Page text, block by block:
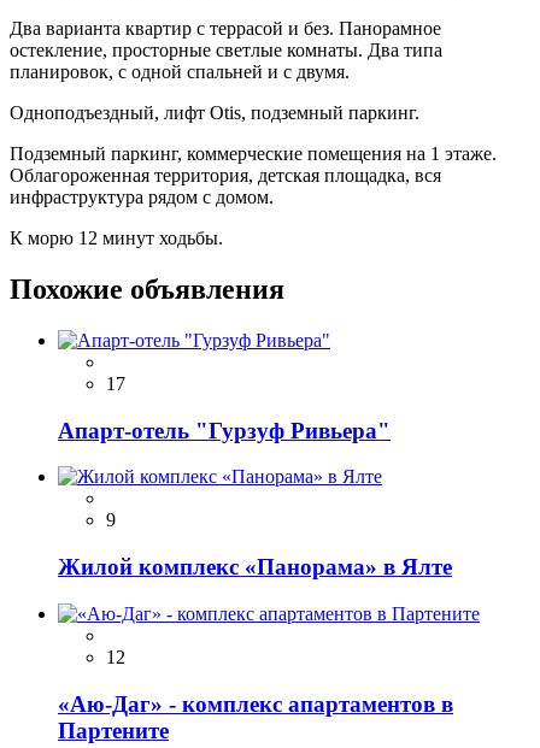
Два варианта квартир с террасой и без. Панорамное
остекление, просторные светлые комнаты. Два типа
планировок, с одной спальней и с двумя.
Одноподъездный, лифт Otis, подземный паркинг.
Подземный паркинг, коммерческие помещения на 1 этаже.
Облагороженная территория, детская площадка, вся
инфраструктура рядом с домом.
К морю 12 минут ходьбы.
Похожие объявления
17
Апарт-отель "Гурзуф Ривьера"
9
Жилой комплекс «Панорама» в Ялте
12
«Аю-Даг» - комплекс апартаментов в
Партените